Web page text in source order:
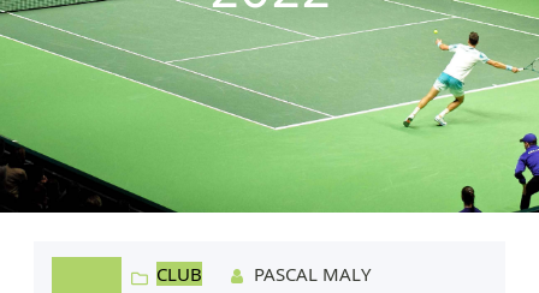
CLUB PASCAL MALY